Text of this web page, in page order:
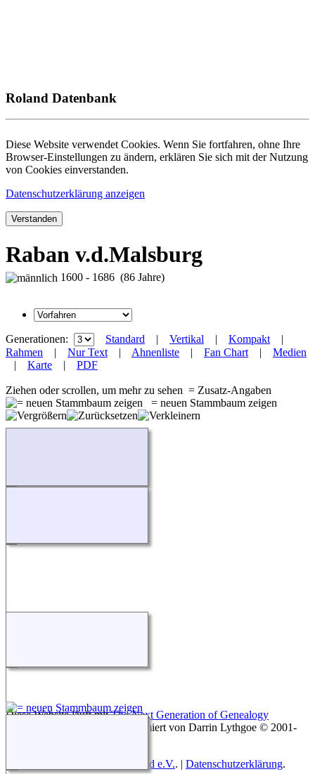
Roland Datenbank
Diese Website verwendet Cookies. Wenn Sie fortfahren, ohne Ihre
Browser-Einstellungen zu ändern, erklären Sie sich mit der Nutzung
von Cookies einverstanden.
Datenschutzerklärung anzeigen
Verstanden
Raban v.d.Malsburg
1600 - 1686 (86 Jahre)
Generationen: Standard | Vertikal | Kompakt |
Rahmen | Nur Text | Ahnenliste | Fan Chart | Medien
| Karte | PDF
Ziehen oder scrollen, um mehr zu sehen = Zusatz-Angaben
= neuen Stammbaum zeigen
Diese Website läuft mitThe Next Generation of Genealogy
v. 15.0.3, programmiert von Darrin Lythgoe © 2001-
Roland zu Dortmund e.V.. | Datenschutzerklärung.